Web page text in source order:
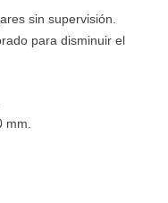
sin supervisión.
para disminuir el